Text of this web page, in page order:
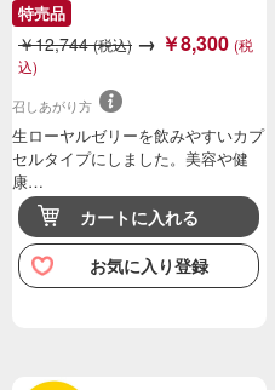
特売品
￥12,744(税込) → ￥8,300 (税
込)
召しあがり方
生ローヤルゼリーを飲みやすいカプ
セルタイプにしました。美容や健
康…
カートに入れる
お気に入り登録